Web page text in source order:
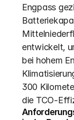
Engpass
entwickelt,
bei hohem
300
die TCO-